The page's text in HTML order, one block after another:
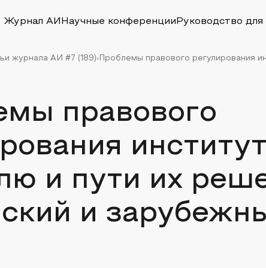
Журнал АИ Научные конференции Руководство для
журнала АИ #7 (189) Проблемы правового регулирования
правового
и пути их
и